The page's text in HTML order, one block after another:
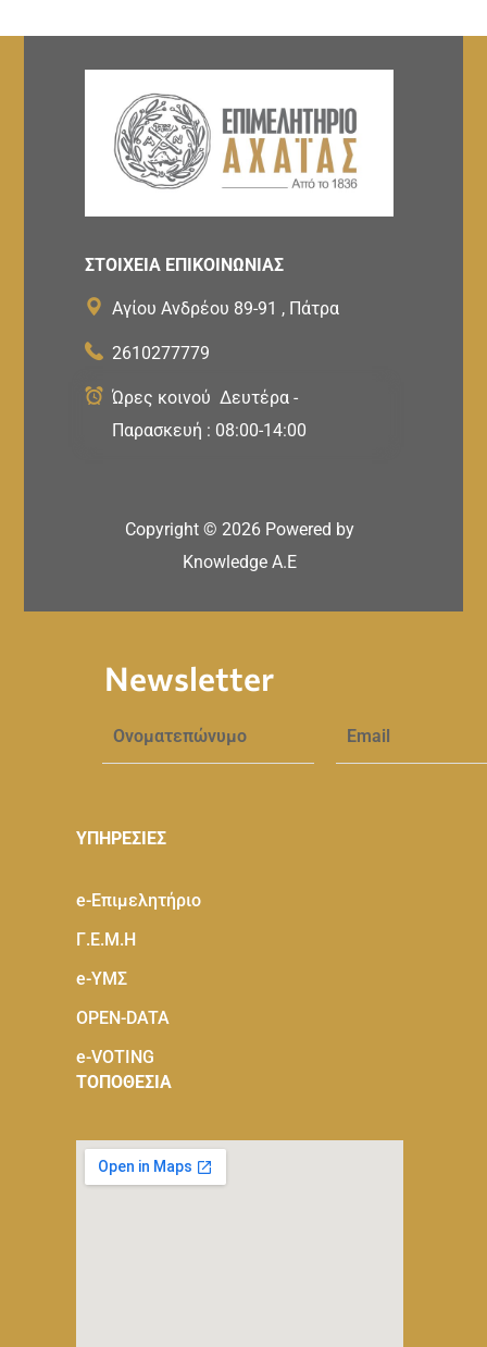
ΣΤΟΙΧΕΙΑ ΕΠΙΚΟΙΝΩΝΙΑΣ
Αγίου Ανδρέου 89-91 , Πάτρα
2610277779
Ώρες κοινού Δευτέρα -
Παρασκευή : 08:00-14:00
Copyright © 2026 Powered by
Knowledge A.E
Newsletter
ΥΠΗΡΕΣΙΕΣ
e-Eπιμελητήριο
Γ.Ε.Μ.Η
e-ΥΜΣ
OPEN-DATA
e-VOTING
ΤΟΠΟΘΕΣΙΑ